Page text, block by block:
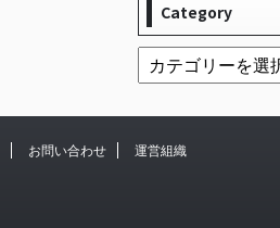
Category
お問い合わせ 運営組織